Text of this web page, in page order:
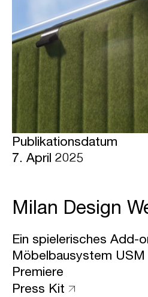
Publikationsdatum
7. April 2025
Milan Design
Ein spielerisches Add-
Möbelbausystem
Premiere
Press Kit